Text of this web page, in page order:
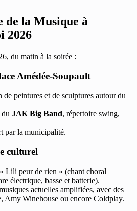
de la Musique à
2026
du matin à la soirée :
Amédée-Soupault
de peintures et de sculptures autour du
JAK Big Band, répertoire swing,
par la municipalité.
culturel
Lili peur de rien » (chant choral
électrique, basse et batterie).
actuelles amplifiées, avec des
Amy Winehouse ou encore Coldplay.